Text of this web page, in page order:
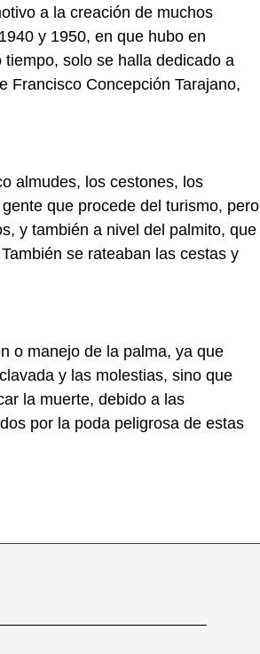
a la creación de muchos
y 1950, en que hubo en
solo se halla dedicado a
Francisco Concepción Tarajano,
almudes, los cestones, los
que procede del turismo, pero
y también a nivel del palmito, que
se rateaban las cestas y
o manejo de la palma, ya que
y las molestias, sino que
la muerte, debido a las
por la poda peligrosa de estas